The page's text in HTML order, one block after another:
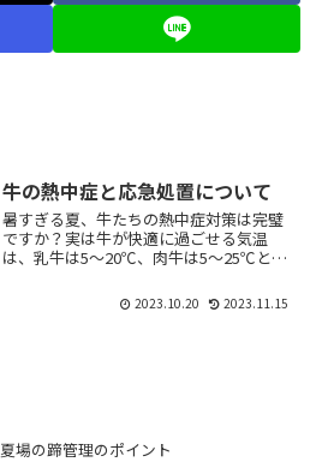
牛の熱中症と応急処置について
暑すぎる夏、牛たちの熱中症対策は完璧
ですか？実は牛が快適に過ごせる気温
は、乳牛は5〜20℃、肉牛は5〜25℃とい
とき、獣医師が到着するまでの間に適切
な応急処置ができるかどうかで、その後
2023.10.20 2023.11.15
夏場の蹄管理のポイント